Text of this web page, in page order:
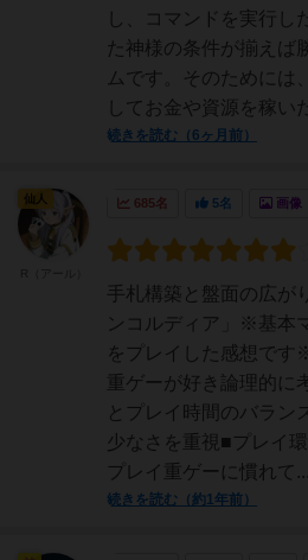
し、コマンドを実行し
た神様の条件が揃えば
ムです。そのためには
してお金や資源を稼い
続きを読む（6ヶ月前）
685名 5名 画像
手札構築と盤面の広が
ンコルディア」※基本
をプレイした感想で
重ゲーが好き論理的に
とプレイ時間のバラン
少なさを重視■プレイ
プレイ重ゲーに慣れて...
続きを読む（約1年前）
仙人